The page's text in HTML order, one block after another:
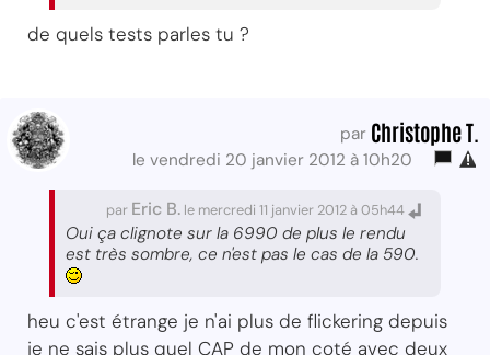
de quels tests parles tu ?
par Christophe T.
le vendredi 20 janvier 2012 à 10h20
par Eric B. le mercredi 11 janvier 2012 à 05h44
Oui ça clignote sur la 6990 de plus le rendu
est très sombre, ce n'est pas le cas de la 590.
heu c'est étrange je n'ai plus de flickering depuis
je ne sais plus quel CAP de mon coté avec deux